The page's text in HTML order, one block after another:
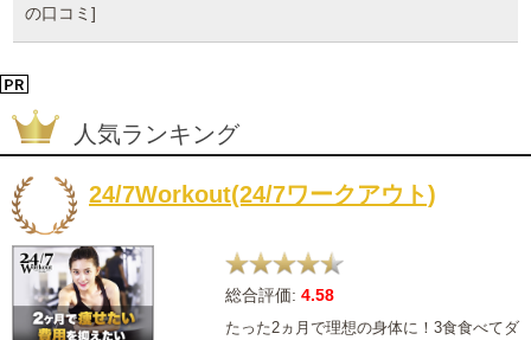
の口コミ]
人気ランキング
24/7Workout(24/7ワークアウト)
総合評価: 4.58
たった2ヵ月で理想の身体に！3食食べてダ